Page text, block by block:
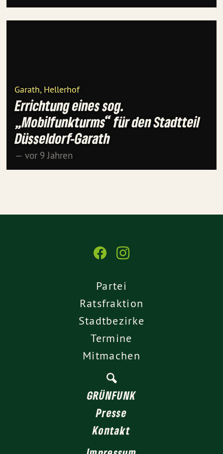
Garath, Hellerhof
Errichtung eines sog.
„Mobilfunkturms“ für den Stadtteil
Düsseldorf-Garath
— vor 9 Jahren
Partei
Ratsfraktion
Stadtbezirke
Termine
Mitmachen
GRÜNFUNK
Presse
Kontakt